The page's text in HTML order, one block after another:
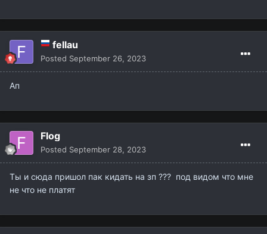
fellau
Posted September 26, 2023
Ап
Flog
Posted September 28, 2023
Ты и сюда пришол пак кидать на зп ??? под видом что мне
не что не платят